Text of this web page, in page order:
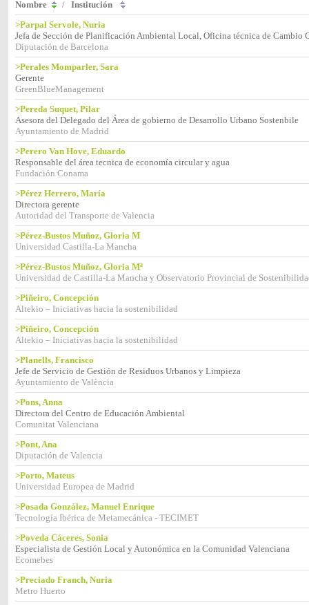
Nombre / Institución
>Parpal Servole, Nuria
Jefa de Sección de Planificación Ambiental Local, Oficina técnica de
Diputación de Barcelona
>Perales Momparler, Sara
Gerente
GreenBlueManagement
>Pereda Suquet, Pilar
Asesora del Delegado del Área de gobierno de Desarrollo Urbano Sostenbile
Ayuntamiento de Madrid
>Perero Van Hove, Eduardo
Responsable del área tecnica de economía circular y agua
Fundación Conama
>Pérez Herrero, María
Directora gerente
Autoridad del Transporte de Valencia
>Pérez-Bustos Muñoz, Gloria M
Universidad Castilla-La Mancha
>Pérez-Bustos Muñoz, Gloria Mª
Universidad de Castilla-La Mancha y Observatorio Provincial de
>Piñeiro, Concepción
Altekio – Iniciativas hacia la sostenibilidad
>Piñeiro, Concepción
Altekio – Iniciativas hacia la sostenibilidad
>Planells, Francisco
Jefe de Servicio de Gestión de Residuos Urbanos y Limpieza
Ayuntamiento de València
>Pons, Anna
Directora del Centro de Educación Ambiental
Comunitat Valenciana
>Pont, Ana
Diputación de Valencia
>Porto, Mateus
Universidad Europea de Madrid
>Posada González, Manuel Enrique
Tecnología Ibérica de Metamecánica - TECIMET
>Poveda Cáceres, Sonia
Especialista de Gestión Local y Autonómica en la Comunidad Valenciana
Ecomebes
>Preciado Franch, Nuria
Metro Huerto